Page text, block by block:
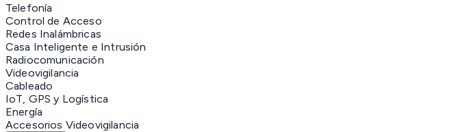
Telefonía
Control de Acceso
Redes Inalámbricas
Casa Inteligente e Intrusión
Radiocomunicación
Videovigilancia
Cableado
IoT, GPS y Logística
Energía
Accesorios Videovigilancia